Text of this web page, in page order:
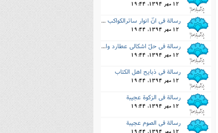
12 مهر 1394, 19:44
رسالة فى انّ انوار سائرالکواکب مستفادة من الشمس
12 مهر 1394, 19:44
رسالة فى حلّ اشکالى عطارد والقمر
12 مهر 1394, 19:44
رسالة فى ذبایح اهل الکتاب
12 مهر 1394, 19:44
رسالة فى الزکوة عجیبة
12 مهر 1394, 19:44
رسالة فى الصوم عجیبة